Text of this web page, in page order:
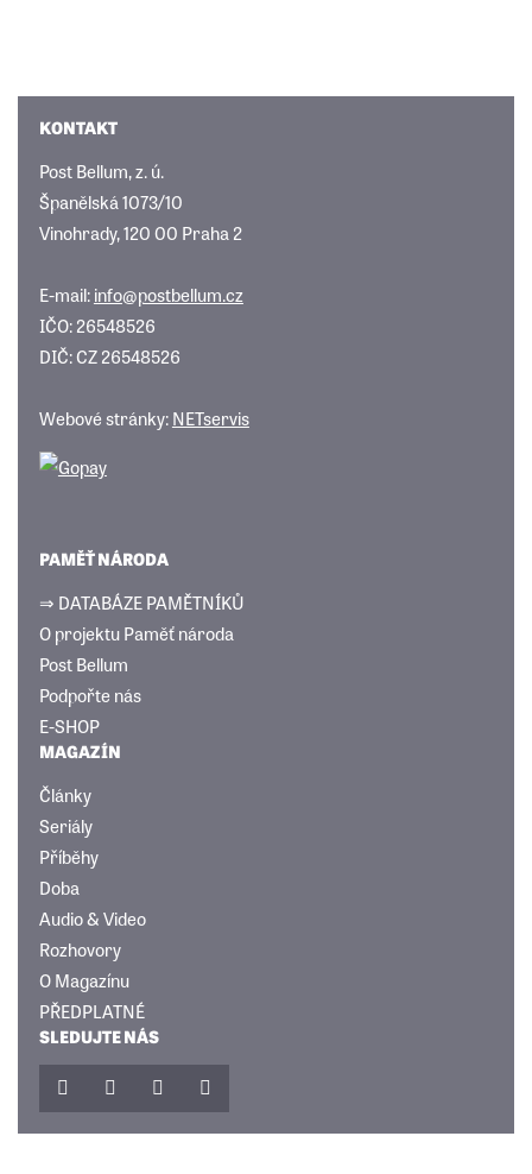
KONTAKT
Post Bellum, z. ú.
Španělská 1073/10
Vinohrady, 120 00 Praha 2
E-mail:info@postbellum.cz
IČO: 26548526
DIČ: CZ 26548526
Webové stránky:NETservis
PAMĚŤ NÁRODA
⇒ DATABÁZE PAMĚTNÍKŮ
O projektu Paměť národa
Post Bellum
Podpořte nás
E-SHOP
MAGAZÍN
Články
Seriály
Příběhy
Doba
Audio & Video
Rozhovory
O Magazínu
PŘEDPLATNÉ
SLEDUJTE NÁS